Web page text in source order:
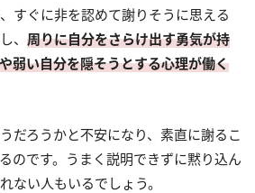
すぐに非を認めて謝りそうに思える
、 周りに自分をさらけ出す勇気が持
弱い自分を隠そうとする心理が働く
だろうかと不安になり、素直に謝るこ
のです。うまく説明できずに黙り込ん
ない人もいるでしょう。